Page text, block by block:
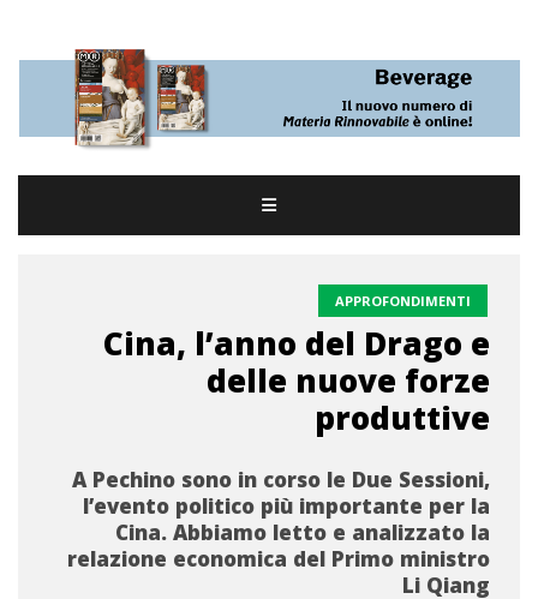
APPROFONDIMENTI
Cina, l’anno del Drago e
delle nuove forze
produttive
A Pechino sono in corso le Due Sessioni,
l’evento politico più importante per la
Cina. Abbiamo letto e analizzato la
relazione economica del Primo ministro
Li Qiang